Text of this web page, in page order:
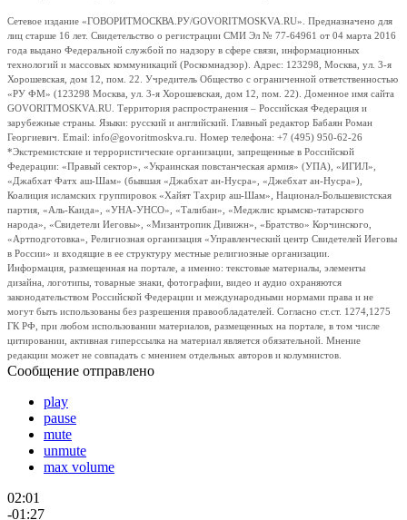
Сетевое издание «ГОВОРИТМОСКВА.РУ/GOVORITMOSKVA.RU». Предназначено для
лиц старше 16 лет. Свидетельство о регистрации СМИ Эл № 77-64961 от 04 марта 2016
года выдано Федеральной службой по надзору в сфере связи, информационных
технологий и массовых коммуникаций (Роскомнадзор). Адрес: 123298, Москва, ул. 3-я
Хорошевская, дом 12, пом. 22. Учредитель Общество с ограниченной ответственностью
«РУ ФМ» (123298 Москва, ул. 3-я Хорошевская, дом 12, пом. 22). Доменное имя сайта
GOVORITMOSKVA.RU. Территория распространения – Российская Федерация и
зарубежные страны. Языки: русский и английский. Главный редактор Бабаян Роман
Георгиевич. Email: info@govoritmoskva.ru. Номер телефона: +7 (495) 950-62-26
*Экстремистские и террористические организации, запрещенные в Российской
Федерации: «Правый сектор», «Украинская повстанческая армия» (УПА), «ИГИЛ»,
«Джабхат Фатх аш-Шам» (бывшая «Джабхат ан-Нусра», «Джебхат ан-Нусра»),
Коалиция исламских группировок «Хайят Тахрир аш-Шам», Национал-Большевистская
партия, «Аль-Каида», «УНА-УНСО», «Талибан», «Меджлис крымско-татарского
народа», «Свидетели Иеговы», «Мизантропик Дивижн», «Братство» Корчинского,
«Артподготовка», Религиозная организация «Управленческий центр Свидетелей Иеговы
в России» и входящие в ее структуру местные религиозные организации.
Информация, размещенная на портале, а именно: текстовые материалы, элементы
дизайна, логотипы, товарные знаки, фотографии, видео и аудио охраняются
законодательством Российской Федерации и международными нормами права и не
могут быть использованы без разрешения правообладателей. Согласно ст.ст. 1274,1275
ГК РФ, при любом использовании материалов, размещенных на портале, в том числе
цитировании, активная гиперссылка на материал является обязательной. Мнение
редакции может не совпадать с мнением отдельных авторов и колумнистов.
Сообщение отправлено
play
pause
mute
unmute
max volume
02:01
-01:27